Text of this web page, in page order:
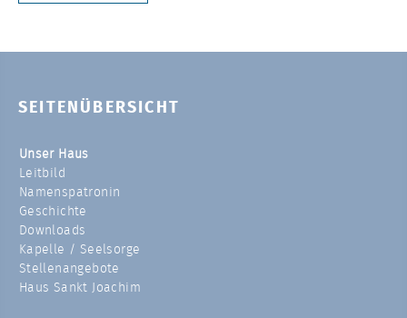
SEITENÜBERSICHT
Unser Haus
Leitbild
Namenspatronin
Geschichte
Downloads
Kapelle / Seelsorge
Stellenangebote
Haus Sankt Joachim